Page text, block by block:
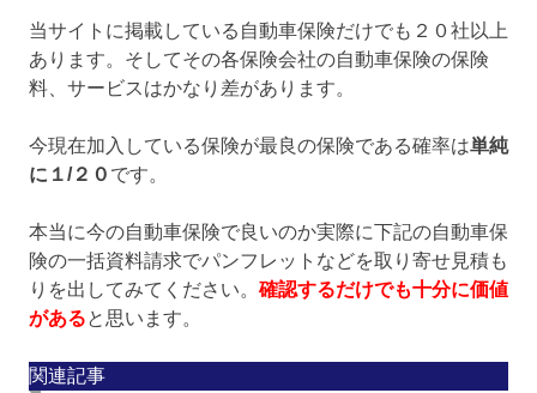
当サイトに掲載している自動車保険だけでも２０社以上
あります。そしてその各保険会社の自動車保険の保険
料、サービスはかなり差があります。
今現在加入している保険が最良の保険である確率は単純
に１/２０ です。
本当に今の自動車保険で良いのか実際に下記の自動車保
険の一括資料請求でパンフレットなどを取り寄せ見積も
りを出してみてください。 確認するだけでも十分に価値
があると思います。
関連記事